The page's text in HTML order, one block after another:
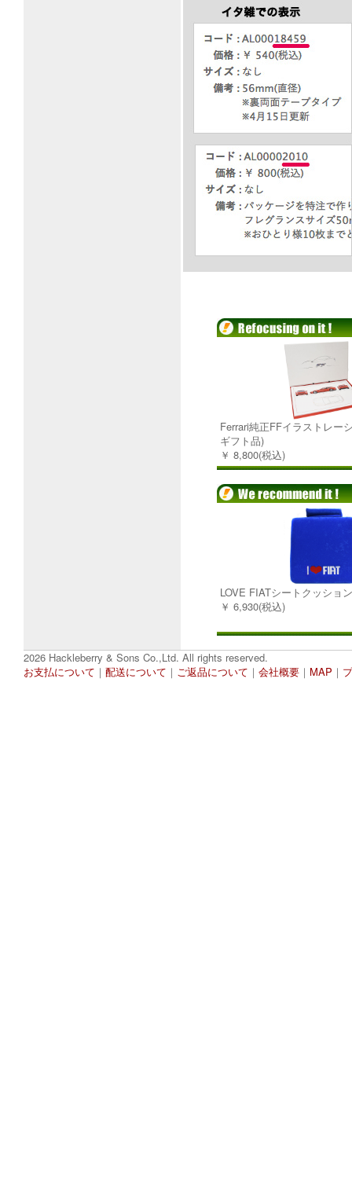
Ferrari純正FFイラストレー
ギフト品)
￥ 8,800(税込)
LOVE FIATシートクッショ
￥ 6,930(税込)
2026 Hackleberry & Sons Co.,Ltd. All rights reserved.
お支払について ｜ 配送について ｜ ご返品について ｜ 会社概要 ｜ MAP ｜